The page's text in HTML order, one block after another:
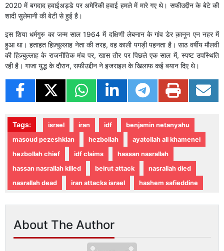
2020 में बगदाद हवाईअड्डे पर अमेरिकी हवाई हमले में मारे गए थे। सफीउद्दीन के बेटे की
शादी सुलेमानी की बेटी से हुई है।
इस शिया धर्मगुरु का जन्म साल 1964 में दक्षिणी लेबनान के गांव डेर क़ानून एन नहर में
हुआ था। हताहत हिज़्बुल्लाह नेता की तरह, वह काली पगड़ी पहनता है। साठ वर्षीय मौलवी
की हिज़्बुल्लाह के राजनीतिक मंच पर, खास तौर पर पिछले एक साल में, स्पष्ट उपस्थिति
रही है। गाजा युद्ध के दौरान, सफीउद्दीन ने इजराइल के खिलाफ कई बयान दिए थे।
Tags: israel iran idf
benjamin netanyahu
masoud pezeshkian
hezbollah
ayatollah ali khamenei
hezbollah chief
idf claims
hassan nasrallah
hassan nasrallah killed
beirut attack
nasrallah died
nasrallah dead
iran attacks israel hashem safieddine
About The Author